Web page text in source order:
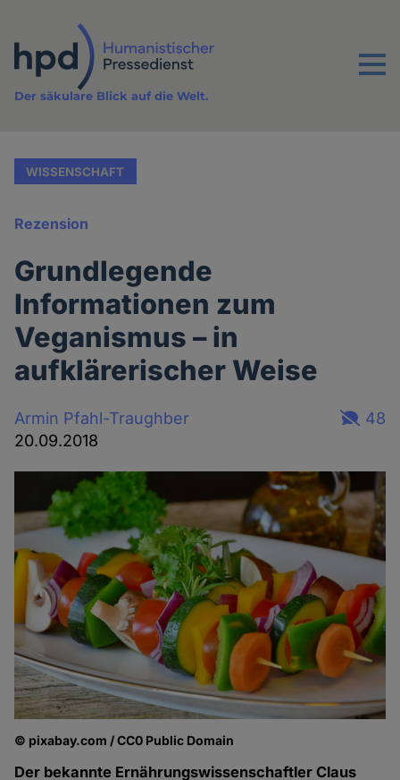
Inhalt
Menu
Der säkulare Blick auf die Welt.
WISSENSCHAFT
Rezension
Grundlegende
Informationen zum
Veganismus – in
aufklärerischer Weise
Armin Pfahl-Traughber
20.09.2018
48
© pixabay.com / CC0 Public Domain
Der bekannte Ernährungswissenschaftler Claus